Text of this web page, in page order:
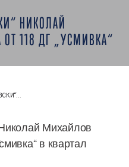
НИКОЛАЙ
118 ДГ „УСМИВКА“
Михайлов
в квартал